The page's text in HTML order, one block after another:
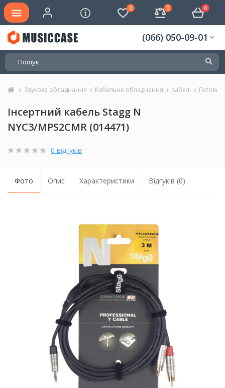
0 0 0
(066) 050-09-01
Звукове обладнання Кабельне обладнання Кабелі
Інсертний кабель Stagg N
NYC3/MPS2CMR (014471)
0 відгуків
Фото Опис Характеристики Відгуків (0)